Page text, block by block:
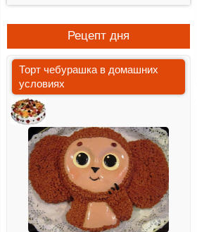
Рецепт дня
Торт чебурашка в домашних
условиях